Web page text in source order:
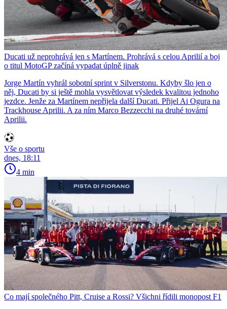
Ducati už neprohrává jen s Martínem. Prohrává s celou Aprilií a boj
o titul MotoGP začíná vypadat úplně jinak
Jorge Martín vyhrál sobotní sprint v Silverstonu. Kdyby šlo jen o
něj, Ducati by si ještě mohla vysvětlovat výsledek kvalitou jednoho
jezdce. Jenže za Martínem nepřijela další Ducati. Přijel Ai Ogura na
Trackhouse Aprilii. A za ním Marco Bezzecchi na druhé tovární
Aprilii.
Vše o sportu
dnes, 18:11
4 min
Co mají společného Pitt, Cruise a Rossi? Všichni řídili monopost F1